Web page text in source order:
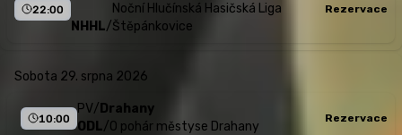
22:00
NHHL/
Noční Hlučínská Hasičská Liga
Štěpánkovice
Rezervace
sobota 29. srpna 2026
10:00
PV/ Drahany
ODL/O pohár městyse Drahany
Rezervace